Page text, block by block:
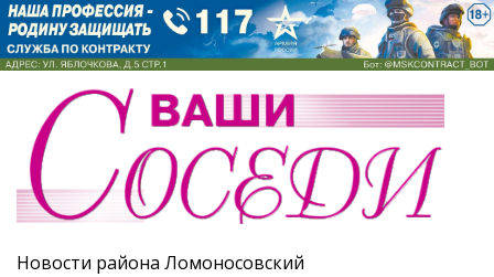
Новости района Ломоносовский